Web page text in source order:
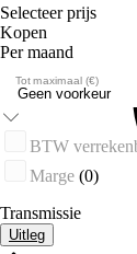
Selecteer prijs
Kopen
Per maand
Tot maximaal (€)
BTW
Marge (0)
Transmissie
Uitleg